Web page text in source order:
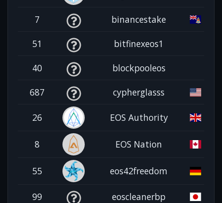
7 binancestake
51 bitfinexeos1
40 blockpooleos
687 cypherglasss
26 EOS Authority
8 EOS Nation
55 eos42freedom
99 eoscleanerbp